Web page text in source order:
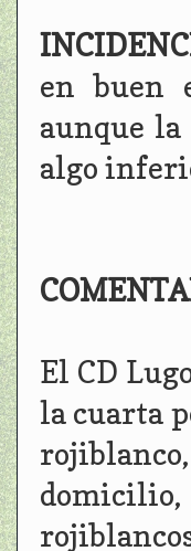
en buen
aunque
algo
El CD
la cuarta